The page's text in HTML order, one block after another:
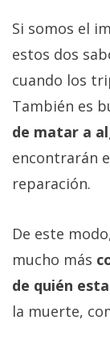
Si somos el
estos dos
cuando los
También es
de matar a
encontrarán
reparación.
De este
mucho más
de quién
la muerte,